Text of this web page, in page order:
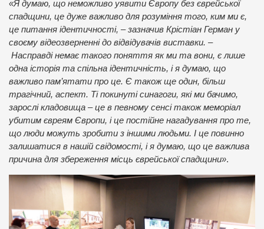
«Я думаю, що неможливо уявити Європу без єврейської
спадщини, це дуже важливо для розуміння того, ким ми є,
це питання ідентичності, – зазначив Крістіан Герман у
своєму відеозверненні до відвідувачів виставки. –
Насправді немає такого поняття як ми та вони, є лише
одна історія та спільна ідентичність, і я думаю, що
важливо пам’ятати про це. Є також ще один, більш
трагічний, аспект. Ті покинуті синагоги, які ми бачимо,
зарослі кладовища – це в певному сенсі також меморіал
убитим євреям Європи, і це постійне нагадування про те,
що люди можуть зробити з іншими людьми. І це повинно
залишатися в нашій свідомості, і я думаю, що це важлива
причина для збереження місць єврейської спадщини».